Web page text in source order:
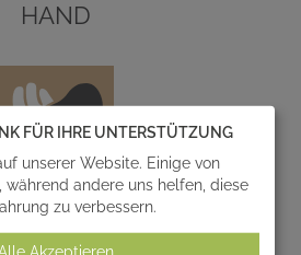
HAND
Entwurf
FÜR IHRE UNTERSTÜTZUNG
unserer Website. Einige von
während andere uns helfen, diese
zu verbessern.
Akzeptieren